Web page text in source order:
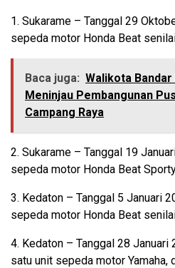
1. Sukarame – Tanggal 29
sepeda motor Honda Beat
Baca juga: Walikota Bandar
Meninjau Pembangunan
Campang Raya
2. Sukarame – Tanggal 19
sepeda motor Honda Beat
3. Kedaton – Tanggal 5 Januari
sepeda motor Honda Beat
4. Kedaton – Tanggal 28 Januari
satu unit sepeda motor Yamaha,